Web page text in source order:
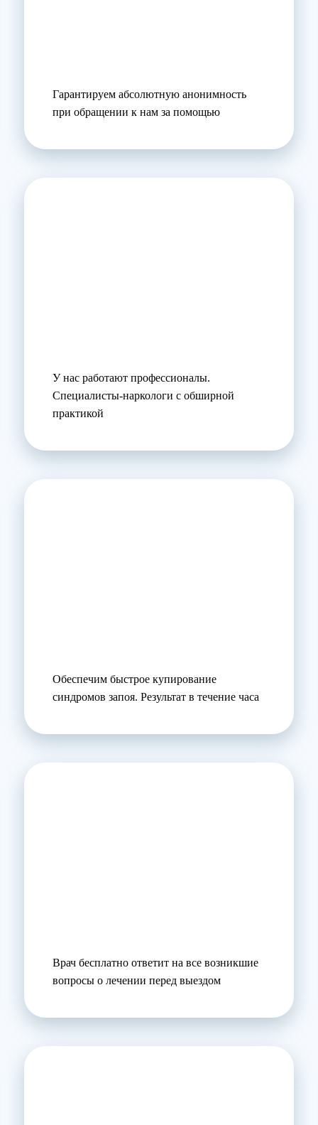
Гарантируем абсолютную анонимность
при обращении к нам за помощью
У нас работают профессионалы.
Специалисты-наркологи с обширной
практикой
Обеспечим быстрое купирование
синдромов запоя. Результат в течение часа
Врач бесплатно ответит на все возникшие
вопросы о лечении перед выездом